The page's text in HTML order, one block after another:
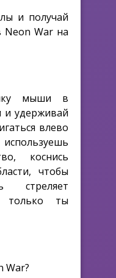
и получай
Neon War на
мыши в
и удерживай
влево
коснись
чтобы
стреляет
только ты
War?